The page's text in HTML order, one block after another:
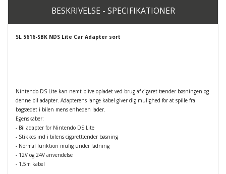
BESKRIVELSE - SPECIFIKATIONER
SL 5616-SBK NDS Lite Car Adapter sort
Nintendo DS Lite kan nemt blive opladet ved brug af cigaret tænder bøsningen og
denne bil adapter. Adapterens lange kabel giver dig mulighed for at spille fra
bagsædet i bilen mens enheden lader.
Egenskaber:
- Bil adapter for Nintendo DS Lite
- Stikkes ind i bilens cigarettænder bøsning
- Normal funktion mulig under ladning
- 12V og 24V anvendelse
- 1,5m kabel